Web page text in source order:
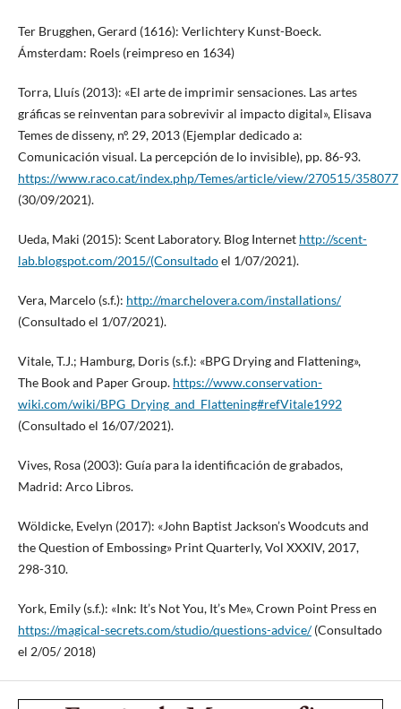
Ter Brugghen, Gerard (1616): Verlichtery Kunst-Boeck.
Ámsterdam: Roels (reimpreso en 1634)
Torra, Lluís (2013): «El arte de imprimir sensaciones. Las artes
gráficas se reinventan para sobrevivir al impacto digital», Elisava
Temes de disseny, nº. 29, 2013 (Ejemplar dedicado a:
Comunicación visual. La percepción de lo invisible), pp. 86-93.
https://www.raco.cat/index.php/Temes/article/view/270515/358077
(30/09/2021).
Ueda, Maki (2015): Scent Laboratory. Blog Internet http://scent-
lab.blogspot.com/2015/(Consultadoel 1/07/2021).
Vera, Marcelo (s.f.): http://marchelovera.com/installations/
(Consultado el 1/07/2021).
Vitale, T.J.; Hamburg, Doris (s.f.): «BPG Drying and Flattening»,
The Book and Paper Group. https://www.conservation-
wiki.com/wiki/BPG_Drying_and_Flattening#refVitale1992
(Consultado el 16/07/2021).
Vives, Rosa (2003): Guía para la identificación de grabados,
Madrid: Arco Libros.
Wöldicke, Evelyn (2017): «John Baptist Jackson’s Woodcuts and
the Question of Embossing» Print Quarterly, Vol XXXIV, 2017,
298-310.
York, Emily (s.f.): «Ink: It’s Not You, It’s Me», Crown Point Press en
https://magical-secrets.com/studio/questions-advice/(Consultado
el 2/05/ 2018)